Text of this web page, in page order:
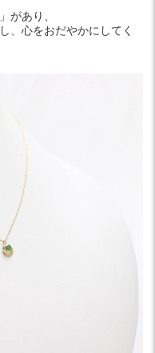
があり、
、心をおだやかにしてく